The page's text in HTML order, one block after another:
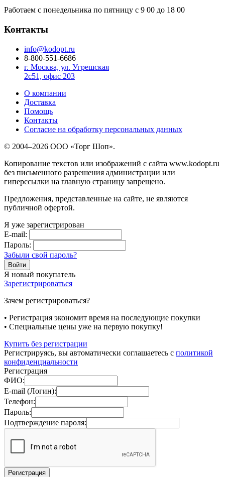
Работаем с понедельника по пятницу с 9 00 до 18 00
Контакты
info@kodopt.ru
8-800-551-6686
г. Москва, ул. Угрешская
2с51, офис 203
О компании
Доставка
Помощь
Контакты
Согласие на обработку персональных данных
© 2004–2026 ООО «Торг Шоп».
Копирование текстов или изображений с сайта www.kodopt.ru
без письменного разрешения администрации или
гиперссылки на главную страницу запрещено.
Предложения, представленные на сайте, не являются
публичной офертой.
Я уже зарегистрирован
E-mail:
Пароль:
Забыли свой пароль?
Я новый покупатель
Зарегистрироваться
Зачем регистрироваться?
• Регистрация экономит время на последующие покупки
• Специальные цены уже на первую покупку!
Купить без регистрации
Регистрируясь, вы автоматически соглашаетесь с политикой
конфиденциальности
Регистрация
ФИО:
E-mail (Логин):
Телефон:
Пароль:
Подтверждение пароля: